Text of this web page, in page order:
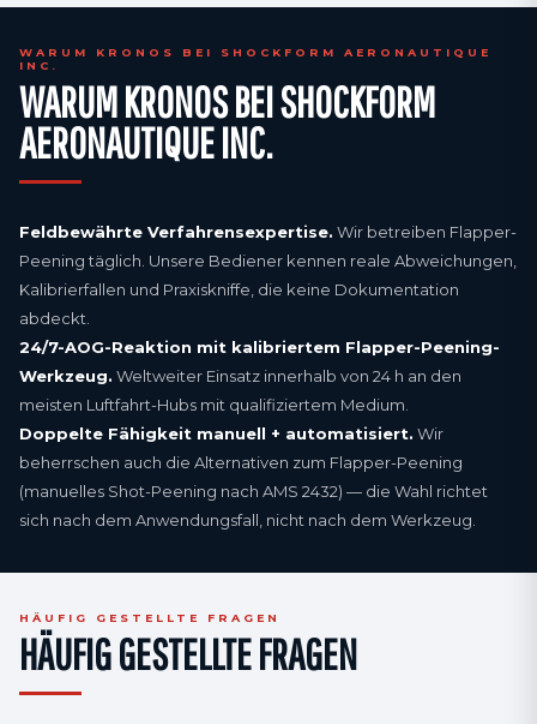
WARUM KRONOS BEI SHOCKFORM AERONAUTIQUE
INC.
WARUM KRONOS BEI SHOCKFORM
AERONAUTIQUE INC.
Feldbewährte Verfahrensexpertise. Wir betreiben Flapper-
Peening täglich. Unsere Bediener kennen reale Abweichungen,
Kalibrierfallen und Praxiskniffe, die keine Dokumentation
abdeckt.
24/7-AOG-Reaktion mit kalibriertem Flapper-Peening-
Werkzeug. Weltweiter Einsatz innerhalb von 24 h an den
meisten Luftfahrt-Hubs mit qualifiziertem Medium.
Doppelte Fähigkeit manuell + automatisiert. Wir
beherrschen auch die Alternativen zum Flapper-Peening
(manuelles Shot-Peening nach AMS 2432) — die Wahl richtet
sich nach dem Anwendungsfall, nicht nach dem Werkzeug.
HÄUFIG GESTELLTE FRAGEN
HÄUFIG GESTELLTE FRAGEN